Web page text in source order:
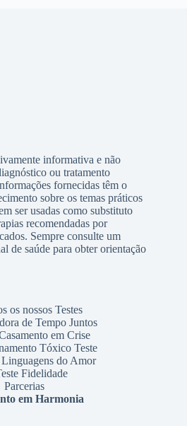
informativa e não
ou tratamento
fornecidas têm o
sobre os temas práticos
ser usadas como substituto
recomendadas por
Sempre consulte um
de saúde para obter orientação
os nossos Testes
de Tempo Juntos
em Crise
Tóxico Teste
do Amor
Fidelidade
Parcerias
em Harmonia